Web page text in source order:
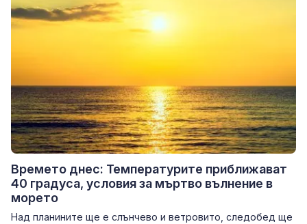
Времето днес: Температурите приближават
40 градуса, условия за мъртво вълнение в
морето
Над планините ще е слънчево и ветровито, следобед ще